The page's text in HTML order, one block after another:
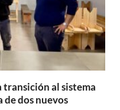
al sistema
de dos nuevos